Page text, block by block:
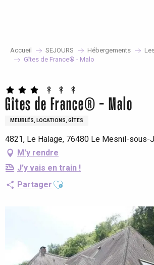
Accueil SEJOURS Hébergements
Gîtes de France® - Malo
Gîtes de France® - Malo
MEUBLÉS, LOCATIONS, GÎTES
4821, Le Halage, 76480 Le Mesnil-sous-
M'y rendre
J'y vais en train !
Partager Ajouter aux favoris